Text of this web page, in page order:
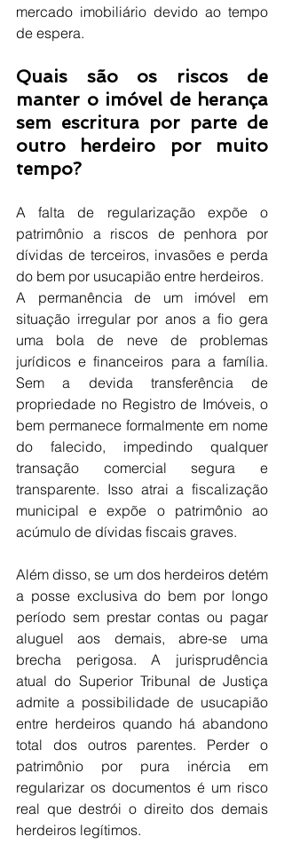
mercado imobiliário devido ao tempo
de espera.
Quais são os riscos de
manter o imóvel de herança
sem escritura por parte de
outro herdeiro por muito
tempo?
A falta de regularização expõe o
patrimônio a riscos de penhora por
dívidas de terceiros, invasões e perda
do bem por usucapião entre herdeiros.
A permanência de um imóvel em
situação irregular por anos a fio gera
uma bola de neve de problemas
jurídicos e financeiros para a família.
Sem a devida transferência de
propriedade no Registro de Imóveis, o
bem permanece formalmente em nome
do falecido, impedindo qualquer
transação comercial segura e
transparente. Isso atrai a fiscalização
municipal e expõe o patrimônio ao
acúmulo de dívidas fiscais graves.
Além disso, se um dos herdeiros detém
a posse exclusiva do bem por longo
período sem prestar contas ou pagar
aluguel aos demais, abre-se uma
brecha perigosa. A jurisprudência
atual do Superior Tribunal de Justiça
admite a possibilidade de usucapião
entre herdeiros quando há abandono
total dos outros parentes. Perder o
patrimônio por pura inércia em
regularizar os documentos é um risco
real que destrói o direito dos demais
herdeiros legítimos.